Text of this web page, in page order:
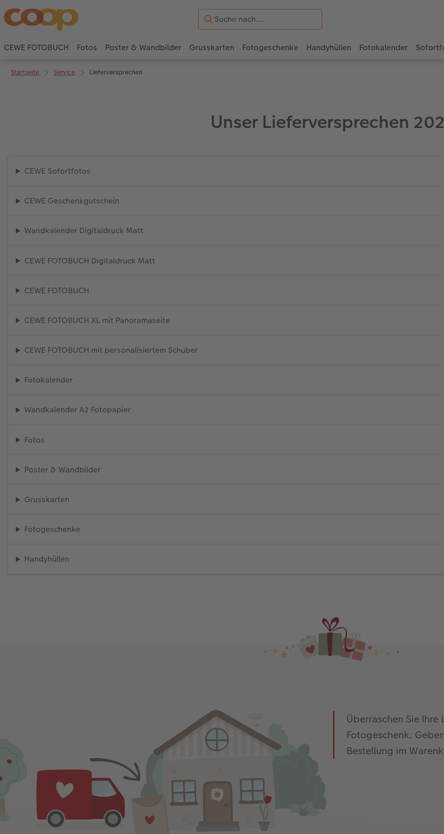
CEWE FOTOBUCH Fotos Poster & Wandbilder Grusskarten Fotogeschenke Handyhüllen Fotokalender
Startseite Service Lieferversprechen
Unser Lieferversprechen
CEWE Sofortfotos
CEWE Geschenkgutschein
Wandkalender Digitaldruck Matt
CEWE FOTOBUCH Digitaldruck Matt
CEWE FOTOBUCH
CEWE FOTOBUCH XL mit Panoramaseite
CEWE FOTOBUCH mit personalisiertem Schuber
Fotokalender
Wandkalender A2 Fotopapier
Fotos
Poster & Wandbilder
Grusskarten
Fotogeschenke
Handyhüllen
Überraschen Sie
Fotogeschenk.
Bestellung im